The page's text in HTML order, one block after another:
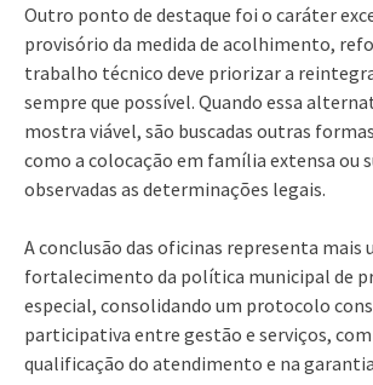
Outro ponto de destaque foi o caráter
provisório da medida de acolhimento,
trabalho técnico deve priorizar a
sempre que possível. Quando essa
mostra viável, são buscadas outras
como a colocação em família extensa ou
observadas as determinações legais.
A conclusão das oficinas representa mais
fortalecimento da política municipal de
especial, consolidando um protocolo
participativa entre gestão e serviços,
qualificação do atendimento e na